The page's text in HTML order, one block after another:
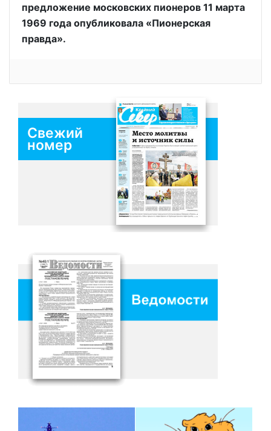
предложение московских пионеров 11 марта
1969 года опубликовала «Пионерская
правда».
Свежий
номер